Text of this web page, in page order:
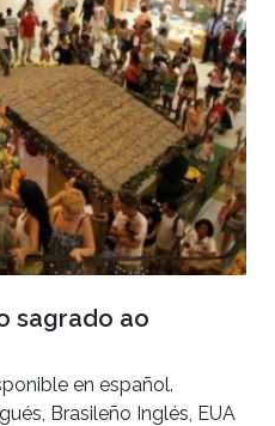
sagrado ao
en español.
Brasileño Inglés, EUA